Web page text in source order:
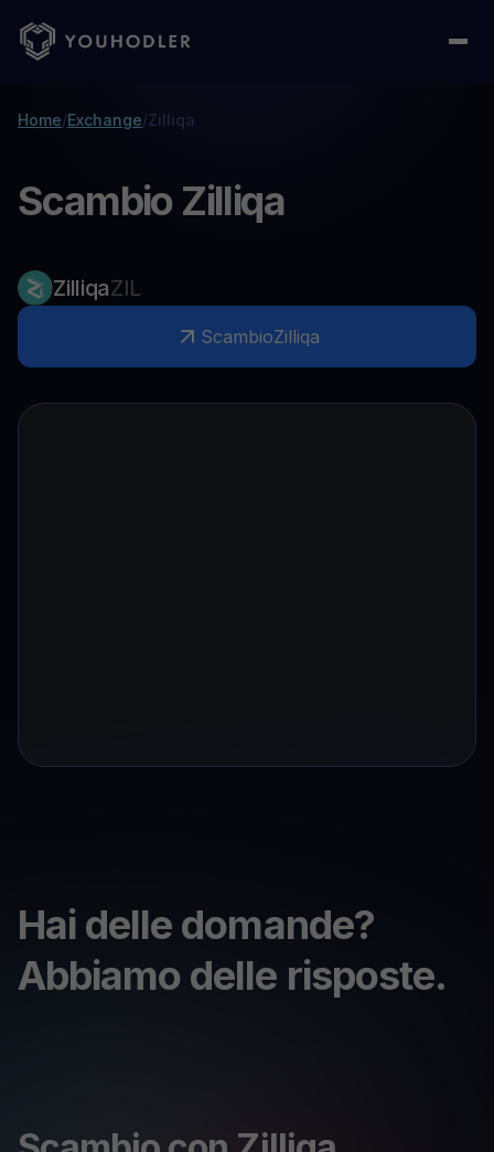
Home/Exchange/Zilliqa
Scambio Zilliqa
ZilliqaZIL
ScambioZilliqa
Hai delle domande?
Abbiamo delle risposte.